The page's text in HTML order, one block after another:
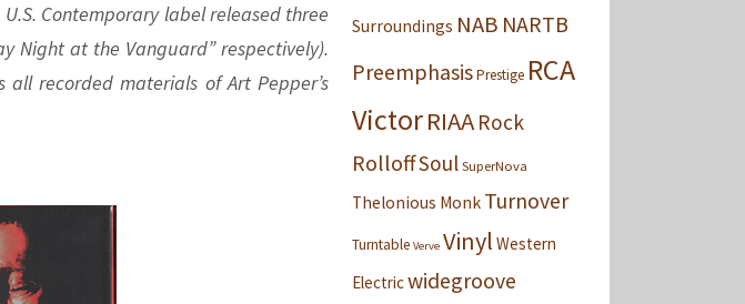
Contemporary label released three
Night at the Vanguard” respectively).
recorded materials of Art Pepper’s
Surroundings NAB NARTB
PreemphasisPrestige RCA
VictorRIAA Rock
RolloffSoul SuperNova
Thelonious Monk Turnover
Turntable Verve Vinyl Western
Electricwidegroove